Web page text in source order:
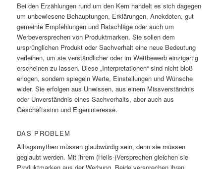
Bei den Erzählungen rund um den Kern handelt es sich dagegen
um unbewiesene Behauptungen, Erklärungen, Anekdoten, gut
gemeinte Empfehlungen und Ratschläge oder auch um
Werbeversprechen von Produktmarken. Sie sollen dem
ursprünglichen Produkt oder Sachverhalt eine neue Bedeutung
verleihen, um sie verständlicher oder im Wettbewerb einzigartig
erscheinen zu lassen. Diese „Interpretationen“ sind nicht bloß
erlogen, sondern spiegeln Werte, Einstellungen und Wünsche
wider. Sie erfolgen aus Unwissen, aus einem Missverständnis
oder Unverständnis eines Sachverhalts, aber auch aus
Geschäftssinn und Eigeninteresse.
DAS PROBLEM
Alltagsmythen müssen glaubwürdig sein, denn sie müssen
geglaubt werden. Mit ihrem (Heils-)Versprechen gleichen sie